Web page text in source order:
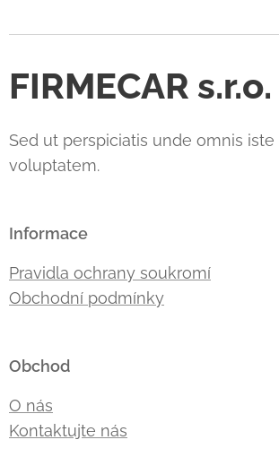
FIRMECAR s.r.o.
Sed ut perspiciatis unde omnis
voluptatem.
Informace
Pravidla ochrany soukromí
Obchodní podmínky
Obchod
O nás
Kontaktujte nás